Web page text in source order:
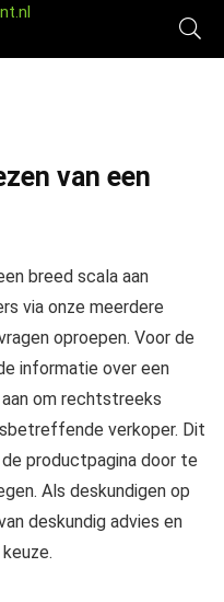
van een
breed scala aan
via onze meerdere
oproepen. Voor de
informatie over een
om rechtstreeks
verkoper. Dit
productpagina door te
Als deskundigen op
deskundig advies en